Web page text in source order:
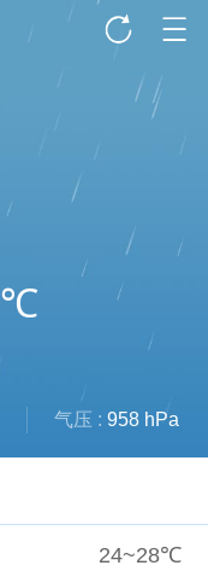
℃
气压 : 958 hPa
24~28℃